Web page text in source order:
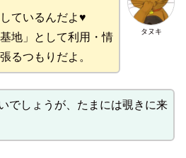
タヌキ
ているんだよ♥
地」として利用・情
るつもりだよ。
でしょうが、たまには覗きに来